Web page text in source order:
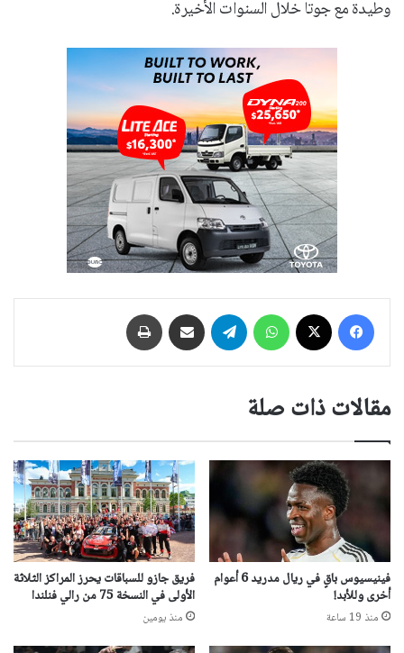
وطيدة مع جوتا خلال السنوات الأخيرة.
فيسبوك واتساب تيلقرام مشاركة عبر البريد
مقالات ذات صلة
فينيسيوس باقٍ في ريال مدريد 6 أعوام
أخرى وللأبد!
منذ 19 ساعة
فريق جازو للسباقات يحرز المراكز الثلاثة
الأولى في النسخة 75 من رالي فنلندا
منذ يومين